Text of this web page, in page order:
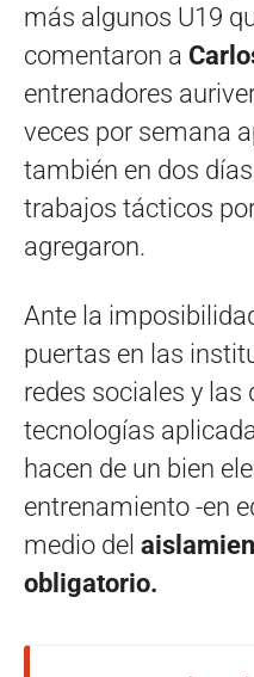
más algunos U19
comentaron a
entrenadores
veces por semana
también en dos
trabajos tácticos
agregaron.
Ante la
puertas en las
redes sociales y
tecnologías
hacen de un bien
entrenamiento -en
medio del
obligatorio.